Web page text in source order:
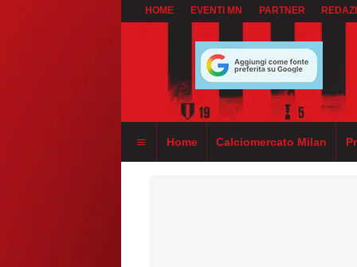
HOME EVENTI MN PARTNER
Home Calciomercato Milan